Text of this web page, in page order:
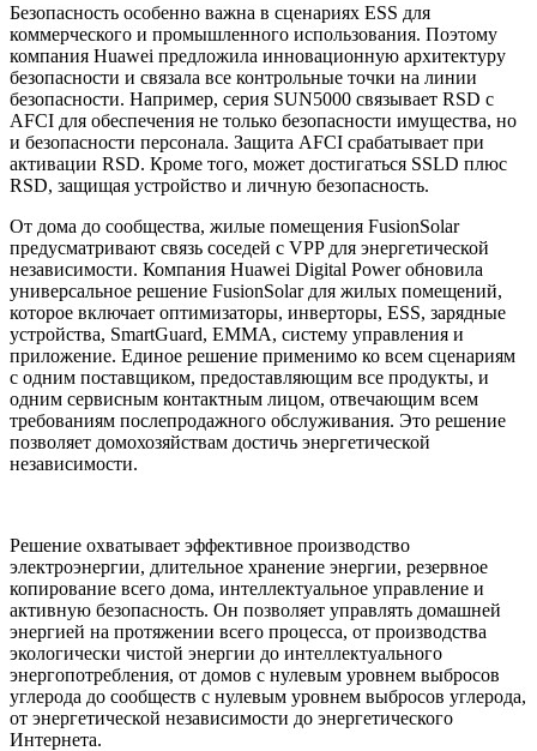
Безопасность особенно важна в сценариях ESS для
коммерческого и промышленного использования. Поэтому
компания Huawei предложила инновационную архитектуру
безопасности и связала все контрольные точки на линии
безопасности. Например, серия SUN5000 связывает RSD с
AFCI для обеспечения не только безопасности имущества, но
и безопасности персонала. Защита AFCI срабатывает при
активации RSD. Кроме того, может достигаться SSLD плюс
RSD, защищая устройство и личную безопасность.
От дома до сообщества, жилые помещения FusionSolar
предусматривают связь соседей с VPP для энергетической
независимости. Компания Huawei Digital Power обновила
универсальное решение FusionSolar для жилых помещений,
которое включает оптимизаторы, инверторы, ESS, зарядные
устройства, SmartGuard, EMMA, систему управления и
приложение. Единое решение применимо ко всем сценариям
с одним поставщиком, предоставляющим все продукты, и
одним сервисным контактным лицом, отвечающим всем
требованиям послепродажного обслуживания. Это решение
позволяет домохозяйствам достичь энергетической
независимости.
Решение охватывает эффективное производство
электроэнергии, длительное хранение энергии, резервное
копирование всего дома, интеллектуальное управление и
активную безопасность. Он позволяет управлять домашней
энергией на протяжении всего процесса, от производства
экологически чистой энергии до интеллектуального
энергопотребления, от домов с нулевым уровнем выбросов
углерода до сообществ с нулевым уровнем выбросов углерода,
от энергетической независимости до энергетического
Интернета.